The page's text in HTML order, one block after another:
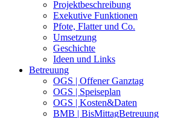
Projektbeschreibung
Exekutive Funktionen
Pfote, Flatter und Co.
Umsetzung
Geschichte
Ideen und Links
Betreuung
OGS | Offener Ganztag
OGS | Speiseplan
OGS | Kosten&Daten
BMB | BisMittagBetreuung